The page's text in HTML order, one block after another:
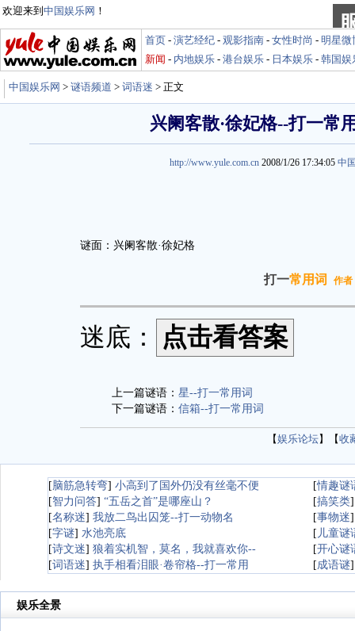
欢迎来到 中国娱乐网 ！
首页 - 演艺经纪 - 观影指南 - 女性时尚 - 明星微
新闻 - 内地娱乐 - 港台娱乐 - 日本娱乐 - 韩国娱
中国娱乐网 > 谜语频道 > 词语迷 > 正文
兴阑客散·徐妃格--打一常
http://www.yule.com.cn 2008/1/26 17:34:05 中
谜面：兴阑客散·徐妃格
打一常用词 作者
迷底：
上一篇谜语： 星--打一常用词
下一篇谜语： 信箱--打一常用词
【娱乐论坛】【收
[脑筋急转弯] 小高到了国外仍没有丝毫不便 [情趣谜
[智力问答] “五岳之首”是哪座山？ [搞笑类
[名称迷] 我放二鸟出囚笼--打一动物名 [事物迷
[字谜] 水池亮底 [ 儿童谜
[诗文迷] 狼着实机智，莫名，我就喜欢你-- [开心谜
[词语迷] 执手相看泪眼·卷帘格--打一常用 [成语谜